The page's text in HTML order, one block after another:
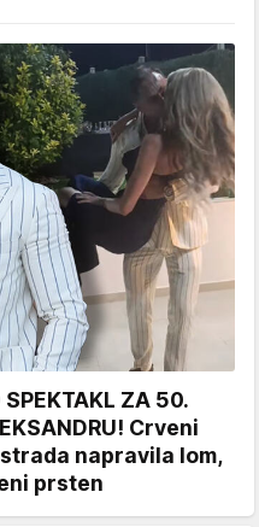
SPEKTAKL ZA 50.
Crveni
napravila lom,
prsten